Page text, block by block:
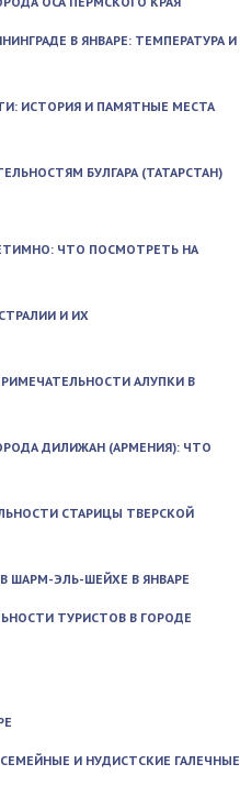
В ЯНВАРЕ: ТЕМПЕРАТУРА И
ИСТОРИЯ И ПАМЯТНЫЕ МЕСТА
БУЛГАРА (ТАТАРСТАН)
ЧТО ПОСМОТРЕТЬ НА
И ИХ
АЛУПКИ В
ДИЛИЖАН (АРМЕНИЯ): ЧТО
СТАРИЦЫ ТВЕРСКОЙ
ШАРМ-ЭЛЬ-ШЕЙХЕ В ЯНВАРЕ
ТУРИСТОВ В ГОРОДЕ
И НУДИСТСКИЕ ГАЛЕЧНЫЕ